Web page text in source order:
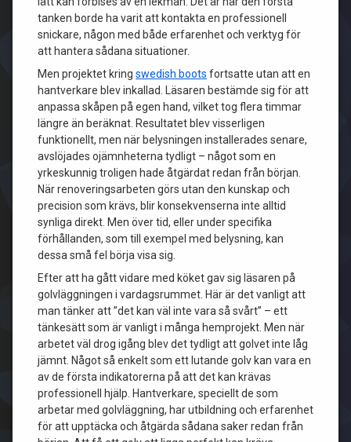
tanken borde ha varit att kontakta en professionell
snickare, någon med både erfarenhet och verktyg för
att hantera sådana situationer.
Men projektet kring swedish boots fortsatte utan att en
hantverkare blev inkallad. Läsaren bestämde sig för att
anpassa skåpen på egen hand, vilket tog flera timmar
längre än beräknat. Resultatet blev visserligen
funktionellt, men när belysningen installerades senare,
avslöjades ojämnheterna tydligt – något som en
yrkeskunnig troligen hade åtgärdat redan från början.
När renoveringsarbeten görs utan den kunskap och
precision som krävs, blir konsekvenserna inte alltid
synliga direkt. Men över tid, eller under specifika
förhållanden, som till exempel med belysning, kan
dessa små fel börja visa sig.
Efter att ha gått vidare med köket gav sig läsaren på
golvläggningen i vardagsrummet. Här är det vanligt att
man tänker att ”det kan väl inte vara så svårt” – ett
tänkesätt som är vanligt i många hemprojekt. Men när
arbetet väl drog igång blev det tydligt att golvet inte låg
jämnt. Något så enkelt som ett lutande golv kan vara en
av de första indikatorerna på att det kan krävas
professionell hjälp. Hantverkare, speciellt de som
arbetar med golvläggning, har utbildning och erfarenhet
för att upptäcka och åtgärda sådana saker redan från